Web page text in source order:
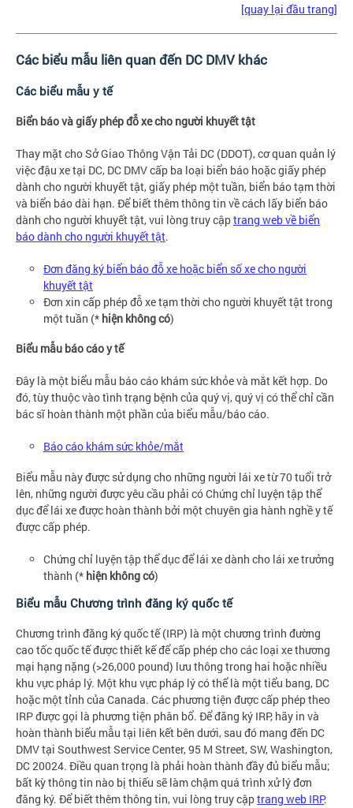
[quay lại đầu trang]
Các biểu mẫu liên quan đến DC DMV khác
Các biểu mẫu y tế
Biển báo và giấy phép đỗ xe cho người khuyết tật
Thay mặt cho Sở Giao Thông Vận Tải DC (DDOT), cơ quan quản lý
việc đậu xe tại DC, DC DMV cấp ba loại biển báo hoặc giấy phép
dành cho người khuyết tật, giấy phép một tuần, biển báo tạm thời
và biển báo dài hạn. Để biết thêm thông tin về cách lấy biển báo
dành cho người khuyết tật, vui lòng truy cậptrang web về biển
báo dành cho người khuyết tật.
Đơn đăng ký biển báo đỗ xe hoặc biển số xe cho người
khuyết tật
Đơn xin cấp phép đỗ xe tạm thời cho người khuyết tật trong
một tuần (* hiện không có)
Biểu mẫu báo cáo y tế
Đây là một biểu mẫu báo cáo khám sức khỏe và mắt kết hợp. Do
đó, tùy thuộc vào tình trạng bệnh của quý vị, quý vị có thể chỉ cần
bác sĩ hoàn thành một phần của biểu mẫu/báo cáo.
Báo cáo khám sức khỏe/mắt
Biểu mẫu này được sử dụng cho những người lái xe từ 70 tuổi trở
lên, những người được yêu cầu phải có Chứng chỉ luyện tập thể
dục để lái xe được hoàn thành bởi một chuyên gia hành nghề y tế
được cấp phép.
Chứng chỉ luyện tập thể dục để lái xe dành cho lái xe trưởng
thành (* hiện không có)
Biểu mẫu Chương trình đăng ký quốc tế
Chương trình đăng ký quốc tế (IRP) là một chương trình đường
cao tốc quốc tế được thiết kế để cấp phép cho các loại xe thương
mại hạng nặng (>26,000 pound) lưu thông trong hai hoặc nhiều
khu vực pháp lý. Một khu vực pháp lý có thể là một tiểu bang, DC
hoặc một tỉnh của Canada. Các phương tiện được cấp phép theo
IRP được gọi là phương tiện phân bổ. Để đăng ký IRP, hãy in và
hoàn thành biểu mẫu tại liên kết bên dưới, sau đó mang đến DC
DMV tại Southwest Service Center, 95 M Street, SW, Washington,
DC 20024. Điều quan trọng là phải hoàn thành đầy đủ biểu mẫu;
bất kỳ thông tin nào bị thiếu sẽ làm chậm quá trình xử lý đơn
đăng ký. Để biết thêm thông tin, vui lòng truy cậptrang web IRP.